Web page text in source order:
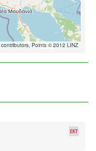
contributors, Points © 2012 LINZ